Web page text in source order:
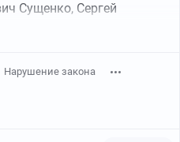
Сущенко, Сергей
Александровна Янкина,
Шустова.
с работы был директор
Нарушение закона